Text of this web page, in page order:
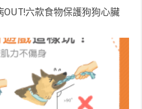
OUT!六款食物保護狗狗心臟